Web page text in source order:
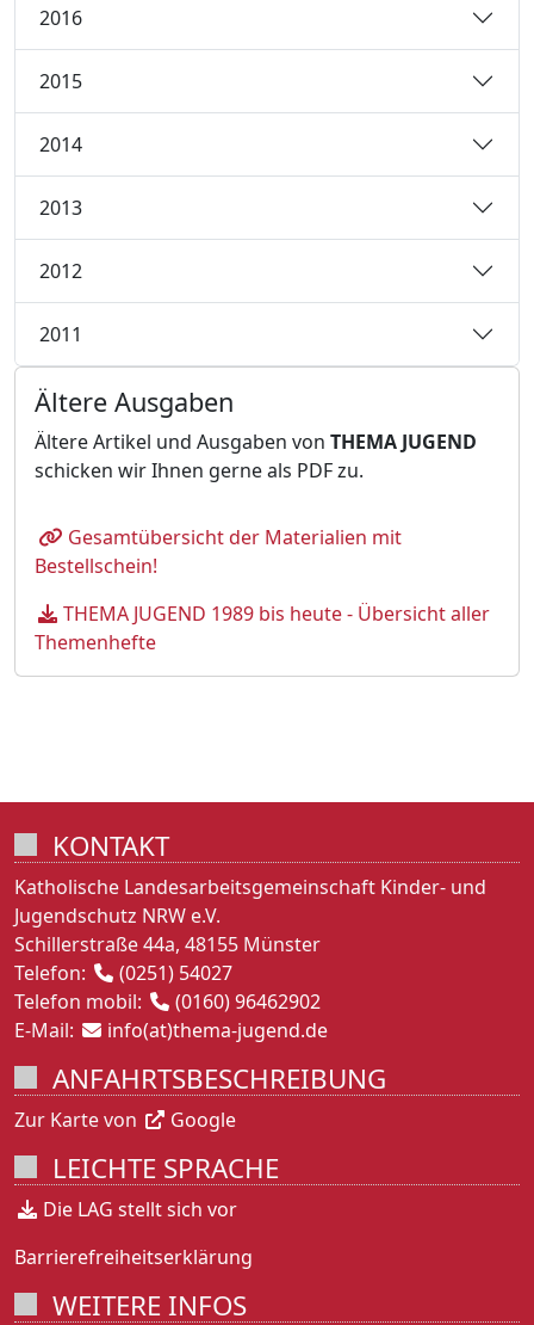
2016
2015
2014
2013
2012
2011
Ältere Ausgaben
Ältere Artikel und Ausgaben von THEMA JUGEND
schicken wir Ihnen gerne als PDF zu.
Gesamtübersicht der Materialien mit
Bestellschein!
THEMA JUGEND 1989 bis heute - Übersicht aller
Themenhefte
KONTAKT
Katholische Landesarbeitsgemeinschaft Kinder- und
Jugendschutz NRW e.V.
Schillerstraße 44a, 48155 Münster
Telefon:
(0251) 54027
Telefon mobil:
(0160) 96462902
E-Mail:
info(at)thema-jugend.de
ANFAHRTSBESCHREIBUNG
Zur Karte von Google
LEICHTE SPRACHE
Die LAG stellt sich vor
Barrierefreiheitserklärung
WEITERE INFOS